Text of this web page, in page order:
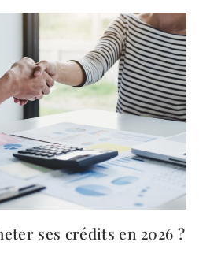
ses crédits en 2026 ?